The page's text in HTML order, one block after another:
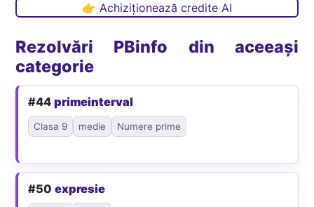
👉 Achiziționează credite AI
Rezolvări PBinfo din aceeași
categorie
#44primeinterval
Clasa 9 medie Numere prime
#50expresie